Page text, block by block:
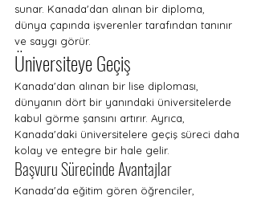
sunar. Kanada'dan alınan bir diploma,
dünya çapında işverenler tarafından tanınır
ve saygı görür.
Üniversiteye Geçiş
Kanada'dan alınan bir lise diploması,
dünyanın dört bir yanındaki üniversitelerde
kabul görme şansını artırır. Ayrıca,
Kanada'daki üniversitelere geçiş süreci daha
kolay ve entegre bir hale gelir.
Başvuru Sürecinde Avantajlar
Kanada'da eğitim gören öğrenciler,